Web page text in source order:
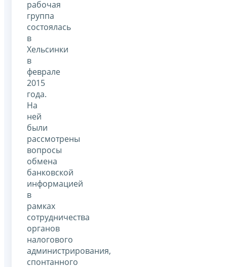
рабочая
группа
состоялась
в
Хельсинки
в
феврале
2015
года.
На
ней
были
рассмотрены
вопросы
обмена
банковской
информацией
в
рамках
сотрудничества
органов
налогового
администрирования,
спонтанного